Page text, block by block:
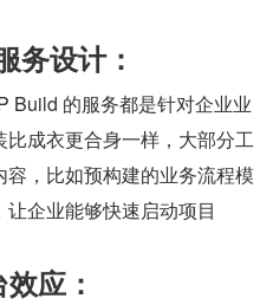
务设计：
Build 的服务都是针对企业业
成衣更合身一样，大部分工
，比如预构建的业务流程模
企业能够快速启动项目
应：